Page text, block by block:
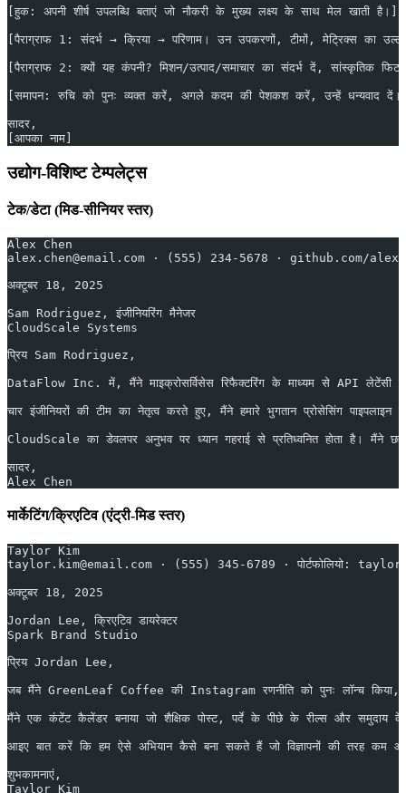
[हुक: अपनी शीर्ष उपलब्धि बताएं जो नौकरी के मुख्य लक्ष्य के साथ मेल खाती है।]
[पैराग्राफ 1: संदर्भ → क्रिया → परिणाम। उन उपकरणों, टीमों, मेट्रिक्स का
[पैराग्राफ 2: क्यों यह कंपनी? मिशन/उत्पाद/समाचार का संदर्भ दें, सांस्कृतिक
[समापन: रुचि को पुनः व्यक्त करें, अगले कदम की पेशकश करें, उन्हें धन्यवाद
सादर,
[आपका नाम]
उद्योग-विशिष्ट टेम्पलेट्स
टेक/डेटा (मिड-सीनियर स्तर)
Alex Chen
alex.chen@email.com · (555) 234-5678 · github.com/
अक्टूबर 18, 2025
Sam Rodriguez, इंजीनियरिंग मैनेजर
CloudScale Systems
प्रिय Sam Rodriguez,
DataFlow Inc. में, मैंने माइक्रोसर्विसेस रिफैक्टरिंग के माध्यम से API लेटेंसी
चार इंजीनियरों की टीम का नेतृत्व करते हुए, मैंने हमारे भुगतान प्रोसेसिंग
CloudScale का डेवलपर अनुभव पर ध्यान गहराई से प्रतिध्वनित होता है। मैंने
सादर,
Alex Chen
मार्केटिंग/क्रिएटिव (एंट्री-मिड स्तर)
Taylor Kim
taylor.kim@email.com · (555) 345-6789 · पोर्टफोलियो:
अक्टूबर 18, 2025
Jordan Lee, क्रिएटिव डायरेक्टर
Spark Brand Studio
प्रिय Jordan Lee,
जब मैंने GreenLeaf Coffee की Instagram रणनीति को पुनः लॉन्च किया, तो
मैंने एक कंटेंट कैलेंडर बनाया जो शैक्षिक पोस्ट, पर्दे के पीछे के रील्स और समुदाय
आइए बात करें कि हम ऐसे अभियान कैसे बना सकते हैं जो विज्ञापनों की तरह कम
शुभकामनाएं,
Taylor Kim